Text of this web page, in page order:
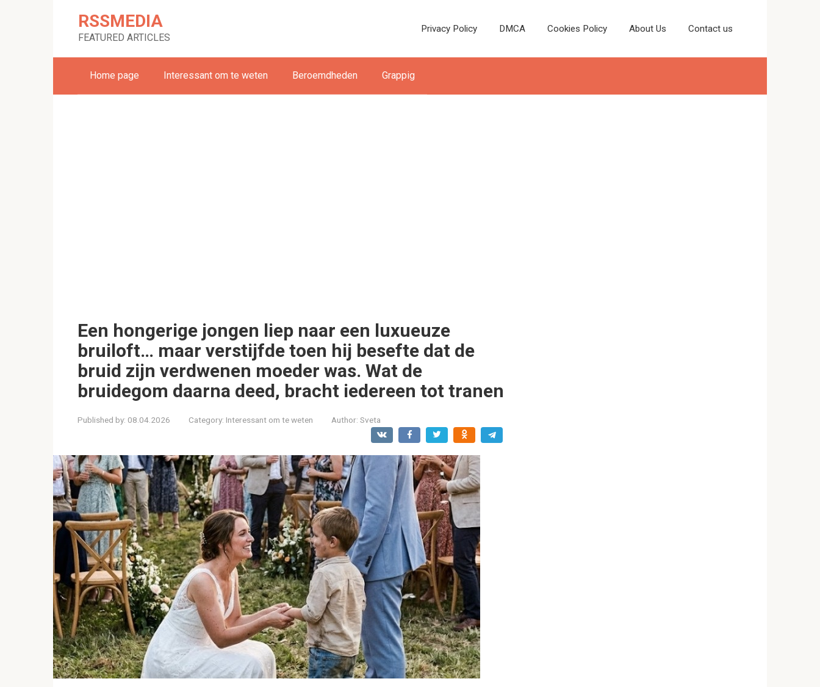
RSSMEDIA
FEATURED ARTICLES
Privacy Policy DMCA Cookies Policy About Us Contact us
Home page Interessant om te weten Beroemdheden Grappig
Een hongerige jongen liep naar een luxueuze
bruiloft… maar verstijfde toen hij besefte dat de
bruid zijn verdwenen moeder was. Wat de
bruidegom daarna deed, bracht iedereen tot tranen
Published by: 08.04.2026 Category: Interessant om te weten Author: Sveta